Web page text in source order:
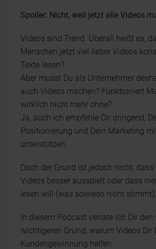
Spoiler: Nicht, weil jetzt alle Videos
Videos sind Trend. Überall heißt es,
Menschen jetzt viel lieber Videos
Texte lesen?
Aber musst Du als Unternehmer
auch Videos machen? Funktioniert
wirklich nicht mehr ohne?
Ja, auch ich empfehle Dir dringend,
Positionierung und Dein Marketing
unterstützen.
Doch der Grund ist jedoch nicht, dass
Videos besser ausspielt oder dass
lesen will (was sowieso nicht stimmt).
In diesem Podcast verrate ich Dir den
wichtigeren Grund, warum Videos Dir
Kundengewinnung helfen.